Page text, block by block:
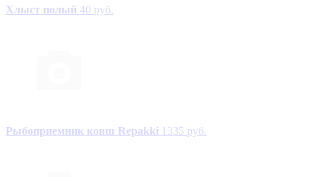
Хлыст полый 40 руб.
Рыбоприемник ковш Repakki 1335 руб.